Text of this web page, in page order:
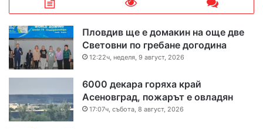
Пловдив ще е домакин на още две
Световни по гребане догодина
12:22ч, неделя, 9 август, 2026
6000 декара горяха край
Асеновград, пожарът е овладян
17:07ч, събота, 8 август, 2026